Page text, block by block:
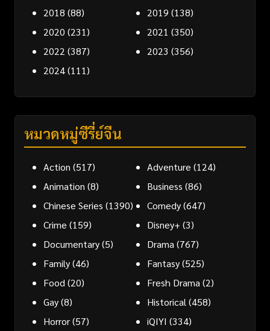
2018 (88) 2019 (138)
2020 (231) 2021 (350)
2022 (387) 2023 (356)
2024(111)
หมวดหมู่ซีรี่ย์จีน
Action (517) Adventure (124)
Animation (8) Business (86)
Chinese Series (1390) Comedy(647)
Crime (159) Disney+ (3)
Documentary(5) Drama (767)
Family(46) Fantasy(525)
Food (20) Fresh Drama (2)
Gay(8) Historical (458)
Horror(57) iQIYI (334)